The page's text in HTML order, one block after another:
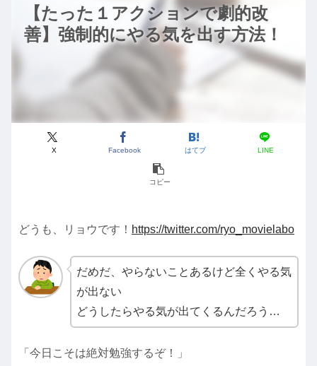
【たった１アクションで劇的改
善】強制的にやる気を出す方法！
X Facebook はてブ LINE
コピー
どうも、リョウです！ https://twitter.com/ryo_movielabo
だめだ、やらないことあるけど全くやる気
が出ない
どうしたらやる気が出てくるんだろう…
「今日こそは絶対勉強するぞ！」